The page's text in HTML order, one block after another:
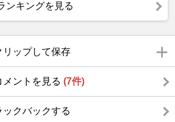
ンキングを見る
リップして保存
メントを見る (7件)
クバックする